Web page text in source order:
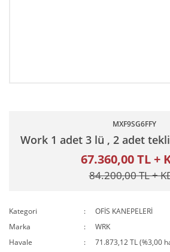
MXF9SG6FFY
Work 1 adet 3 lü , 2 adet tekli
67.360,00 TL +
84.200,00 TL +
Kategori
OFİS KANEPELERİ
Marka
WRK
Havale
71.873,12 TL (%3,00